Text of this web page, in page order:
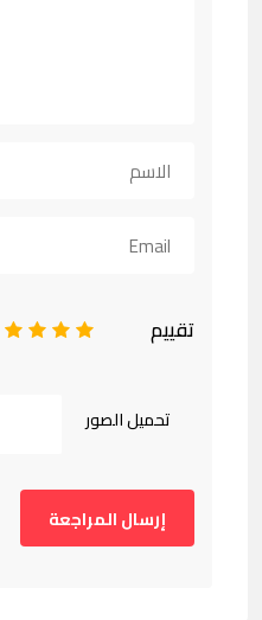
تقييم 5
4
3
تحميل الصور